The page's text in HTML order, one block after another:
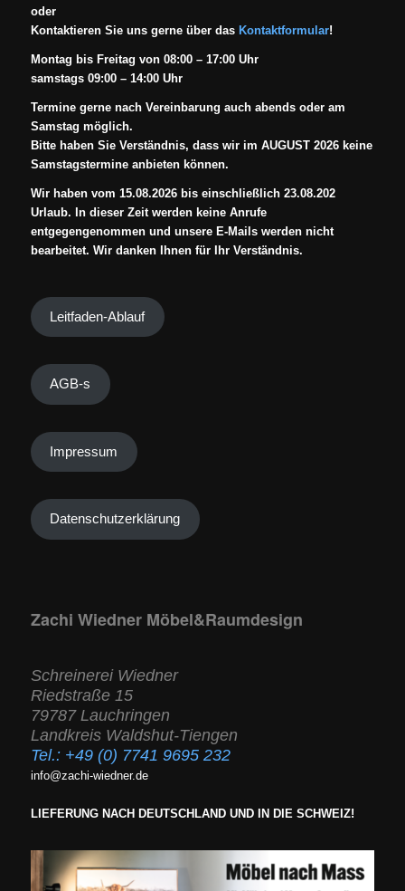
oder
Kontaktieren Sie uns gerne über das Kontaktformular!
Montag bis Freitag von 08:00 – 17:00 Uhr
samstags 09:00 – 14:00 Uhr
Termine gerne nach Vereinbarung auch abends oder am
Samstag möglich.
Bitte haben Sie Verständnis, dass wir im AUGUST 2026 keine
Samstagstermine anbieten können.
Wir haben vom 15.08.2026 bis einschließlich 23.08.202
Urlaub. In dieser Zeit werden keine Anrufe
entgegengenommen und unsere E-Mails werden nicht
bearbeitet. Wir danken Ihnen für Ihr Verständnis.
Leitfaden-Ablauf
AGB-s
Impressum
Datenschutzerklärung
Zachi Wiedner Möbel&Raumdesign
Schreinerei Wiedner
Riedstraße 15
79787 Lauchringen
Landkreis Waldshut-Tiengen
Tel.: +49 (0) 7741 9695 232
info@zachi-wiedner.de
LIEFERUNG NACH DEUTSCHLAND UND IN DIE SCHWEIZ!